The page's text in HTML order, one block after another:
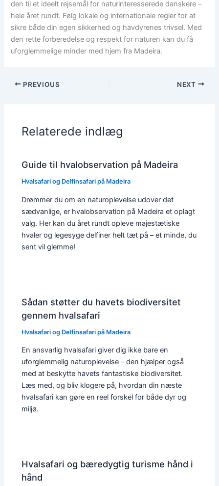
den til et ideelt rejsemål for naturinteresserede danskere –
hele året rundt. Følg lokale og internationale regler for at
sikre både din egen sikkerhed og havdyrenes trivsel. Med
den rette forberedelse og respekt for naturen kan du få
uforglemmelige minder med hjem fra Madeira.
PREVIOUS NEXT
Relaterede indlæg
Guide til hvalobservation på Madeira
Hvalsafari og Delfinsafari på Madeira
Drømmer du om en naturoplevelse udover det
sædvanlige, er hvalobservation på Madeira et oplagt
valg. Her kan du året rundt opleve majestætiske
hvaler og legesyge delfiner helt tæt på – et minde, du
sent vil glemme!
Sådan støtter du havets biodiversitet
gennem hvalsafari
Hvalsafari og Delfinsafari på Madeira
En ansvarlig hvalsafari giver dig ikke bare en
uforglemmelig naturoplevelse – den hjælper også
med at beskytte havets fantastiske biodiversitet.
Læs med, og bliv klogere på, hvordan din næste
hvalsafari kan gøre en reel forskel for både dyr og
miljø.
Hvalsafari og bæredygtig turisme hånd i
hånd